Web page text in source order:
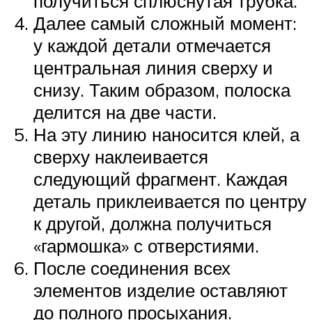
Далее самый сложный момент:
у каждой детали отмечается
центральная линия сверху и
снизу. Таким образом, полоска
делится на две части.
На эту линию наносится клей, а
сверху наклеивается
следующий фрагмент. Каждая
деталь приклеивается по центру
к другой, должна получиться
«гармошка» с отверстиями.
После соединения всех
элементов изделие оставляют
до полного просыхания.